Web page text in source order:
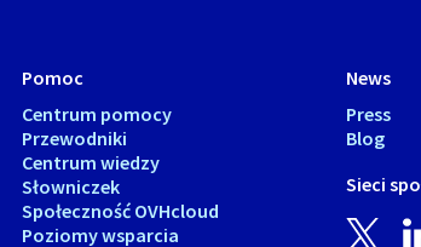
Pomoc
Centrum pomocy
Przewodniki
Centrum wiedzy
Słowniczek
Społeczność OVHcloud
Poziomy wsparcia
News
Press
Blog
Sieci